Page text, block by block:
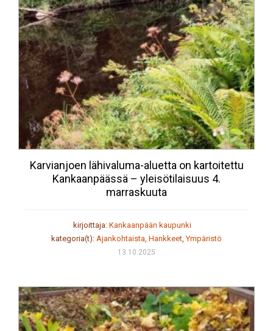
Karvianjoen lähivaluma-aluetta on kartoitettu
Kankaanpäässä – yleisötilaisuus 4.
marraskuuta
kirjoittaja: Kankaanpään kaupunki
kategoria(t): Ajankohtaista, Hankkeet,Ympäristö
13.10.2025